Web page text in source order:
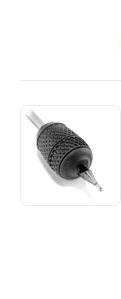
Цена
Количество